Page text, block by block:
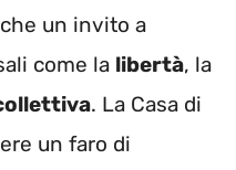
un invito a
come la libertà, la
. La Casa di
un faro di